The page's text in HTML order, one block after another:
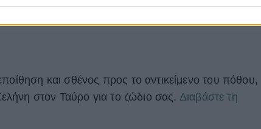
και σθένος προς το αντικείμενο του πόθου,
στον Ταύρο για το ζώδιο σας. Διαβάστε τη